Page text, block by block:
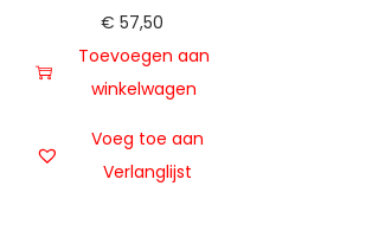
€ 57,50
Toevoegen aan
winkelwagen
Voeg toe aan
Verlanglijst